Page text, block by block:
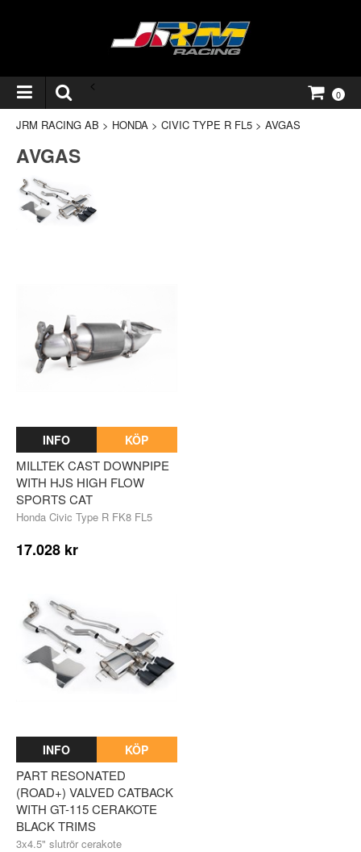
<
0
JRM RACING AB > HONDA > CIVIC TYPE R FL5 > AVGAS
AVGAS
INFO KÖP
MILLTEK CAST DOWNPIPE
WITH HJS HIGH FLOW
SPORTS CAT
Honda Civic Type R FK8 FL5
17.028 kr
INFO KÖP
PART RESONATED
(ROAD+) VALVED CATBACK
WITH GT-115 CERAKOTE
BLACK TRIMS
3x4.5" slutrör cerakote